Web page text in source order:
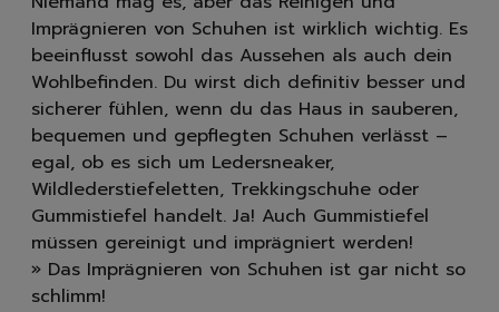
Imprägnieren von Schuhen ist wirklich wichtig. Es
beeinflusst sowohl das Aussehen als auch dein
Wohlbefinden. Du wirst dich definitiv besser und
sicherer fühlen, wenn du das Haus in sauberen,
bequemen und gepflegten Schuhen verlässt –
egal, ob es sich um Ledersneaker,
Wildlederstiefeletten, Trekkingschuhe oder
Gummistiefel handelt. Ja! Auch Gummistiefel
müssen gereinigt und imprägniert werden!
» Das Imprägnieren von Schuhen ist gar nicht so
schlimm!